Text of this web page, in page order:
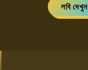
লবি দেখুন